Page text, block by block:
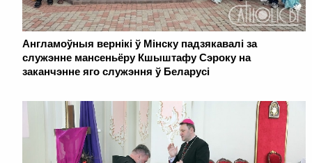
Англамоўныя вернікі ў Мінску падзякавалі за
служэнне мансеньёру Кшыштафу Сэроку на
заканчэнне яго служэння ў Беларусі